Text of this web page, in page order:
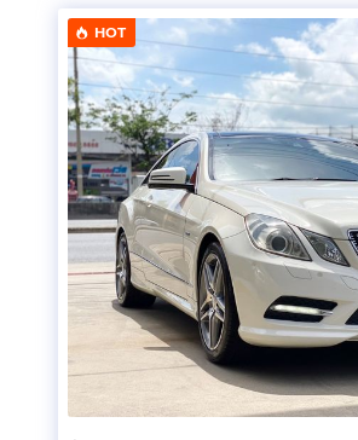
HOT